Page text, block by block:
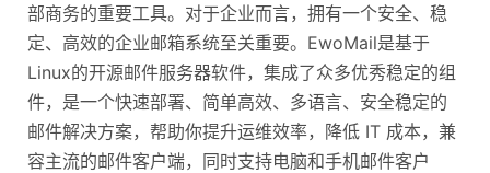
部商务的重要工具。对于企业而言，拥有一个安全、稳
定、高效的企业邮箱系统至关重要。 EwoMail是基于
Linux的开源邮件服务器软件，集成了众多优秀稳定的组
件，是一个快速部署、简单高效、多语言、安全稳定的
邮件解决方案，帮助你提升运维效率，降低 IT 成本，兼
容主流的邮件客户端，同时支持电脑和手机邮件客户